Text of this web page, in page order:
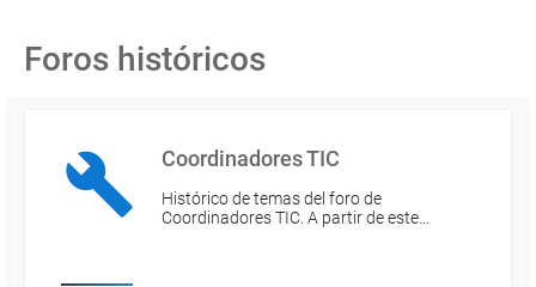
Foros históricos
Coordinadores TIC
Histórico de temas del foro de
Coordinadores TIC. A partir de este…